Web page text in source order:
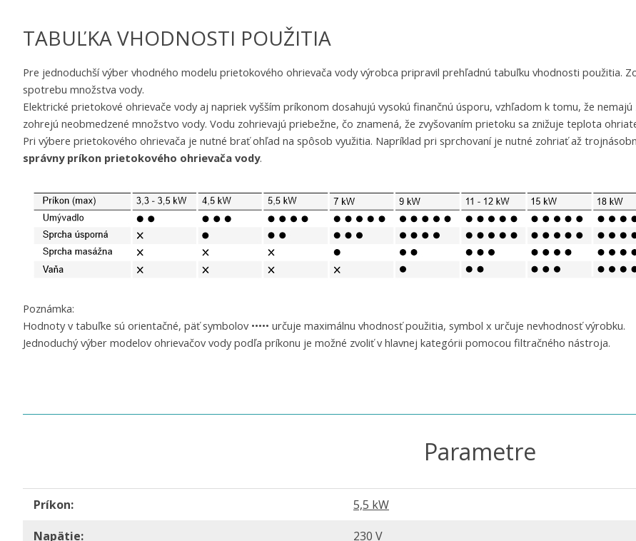
TABUĽKA VHODNOSTI POUŽITIA
Pre jednoduchší výber vhodného modelu prietokového ohrievača vody výrobca pripravil prehľadnú tabuľku vhodnosti použitia.
spotrebu množstva vody.
Elektrické prietokové ohrievače vody aj napriek vyšším príkonom dosahujú vysokú finančnú úsporu, vzhľadom k tomu, že
zohrejú neobmedzené množstvo vody. Vodu zohrievajú priebežne, čo znamená, že zvyšovaním prietoku sa znižuje teplota
Pri výbere prietokového ohrievača je nutné brať ohľad na spôsob využitia. Napríklad pri sprchovaní je nutné zohriať až
správny príkon prietokového ohrievača vody.
Poznámka:
Hodnoty v tabuľke sú orientačné, päť symbolov ••••• určuje maximálnu vhodnosť použitia, symbol x určuje nevhodnosť výrobku.
Jednoduchý výber modelov ohrievačov vody podľa príkonu je možné zvoliť v hlavnej kategórii pomocou filtračného nástroja.
Parametre
Príkon:
5,5 kW
Napätie:
230 V